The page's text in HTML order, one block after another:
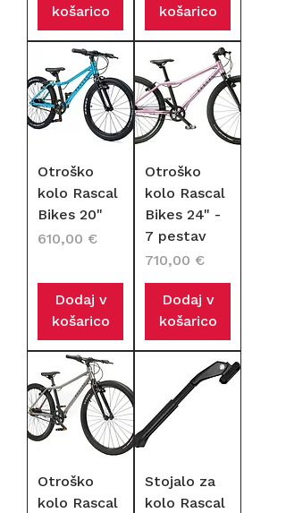
košarico
košarico
Otroško
kolo Rascal
Bikes 20"
Cena
610,00 €
Dodaj v
košarico
Otroško
kolo Rascal
Bikes 24" -
7 pestav
Cena
710,00 €
Dodaj v
košarico
Otroško
kolo Rascal
Stojalo za
kolo Rascal